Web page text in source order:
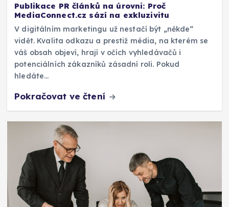
Publikace PR článků na úrovni: Proč
MediaConnect.cz sází na exkluzivitu
V digitálním marketingu už nestačí být „někde“
vidět. Kvalita odkazu a prestiž média, na kterém se
váš obsah objeví, hrají v očích vyhledávačů i
potenciálních zákazníků zásadní roli. Pokud
hledáte…
Pokračovat ve čtení